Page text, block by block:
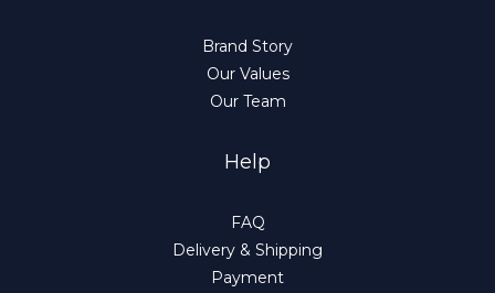
Brand Story
Our Values
Our Team
Help
FAQ
Delivery & Shipping
Payment